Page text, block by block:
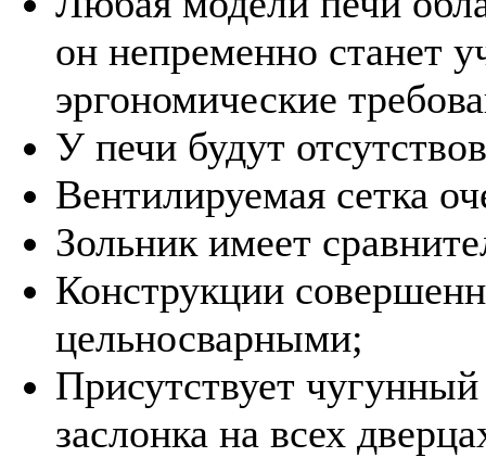
он непременно станет
эргономические
У печи будут
Вентилируемая сетка
Зольник имеет
Конструкции
цельносварными;
Присутствует
заслонка на всех